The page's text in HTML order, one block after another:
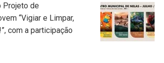
Projeto de
“Vigiar e Limpar,
com a participação